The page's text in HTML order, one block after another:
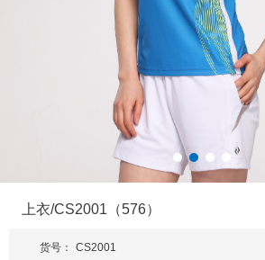
上衣/CS2001（576）
货号： CS2001